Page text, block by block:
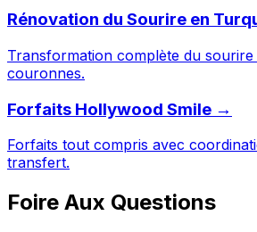
Rénovation du Sourire en
Transformation complète du
couronnes.
Forfaits Hollywood Smile →
Forfaits tout compris avec
transfert.
Foire Aux Questions